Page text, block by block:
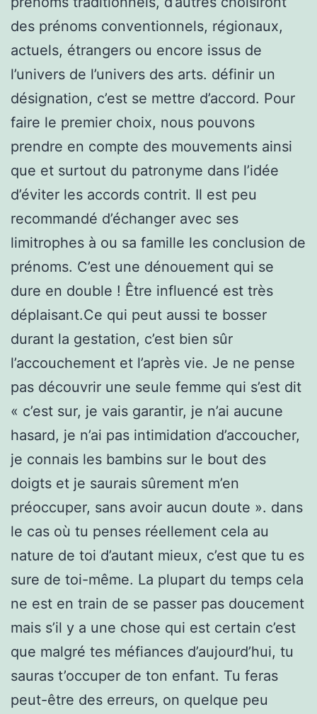
des prénoms conventionnels, régionaux,
actuels, étrangers ou encore issus de
l’univers de l’univers des arts. définir un
désignation, c’est se mettre d’accord. Pour
faire le premier choix, nous pouvons
prendre en compte des mouvements ainsi
que et surtout du patronyme dans l’idée
d’éviter les accords contrit. Il est peu
recommandé d’échanger avec ses
limitrophes à ou sa famille les conclusion de
prénoms. C’est une dénouement qui se
dure en double ! Être influencé est très
déplaisant.Ce qui peut aussi te bosser
durant la gestation, c’est bien sûr
l’accouchement et l’après vie. Je ne pense
pas découvrir une seule femme qui s’est dit
« c’est sur, je vais garantir, je n’ai aucune
hasard, je n’ai pas intimidation d’accoucher,
je connais les bambins sur le bout des
doigts et je saurais sûrement m’en
préoccuper, sans avoir aucun doute ». dans
le cas où tu penses réellement cela au
nature de toi d’autant mieux, c’est que tu es
sure de toi-même. La plupart du temps cela
ne est en train de se passer pas doucement
mais s’il y a une chose qui est certain c’est
que malgré tes méfiances d’aujourd’hui, tu
sauras t’occuper de ton enfant. Tu feras
peut-être des erreurs, on quelque peu